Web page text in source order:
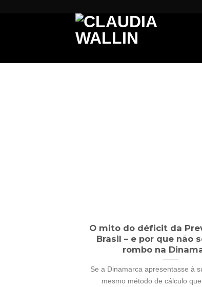
O mito do déficit da
Brasil – e por que não
rombo na
Se a Dinamarca apresentasse à
mesmo método de cálculo